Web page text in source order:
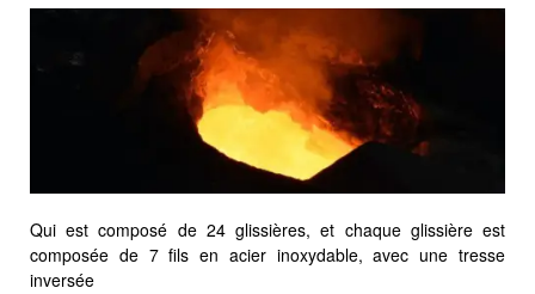
Qui est composé de 24 glissières, et chaque glissière est
composée de 7 fils en acier inoxydable, avec une tresse
inversée